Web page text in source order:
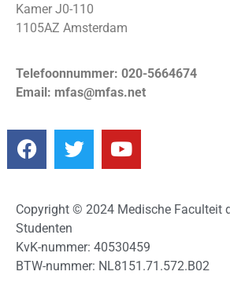
Kamer J0-110
1105AZ Amsterdam
Telefoonnummer: 020-5664674
Email: mfas@mfas.net
Copyright © 2024 Medische Faculteit
Studenten
KvK-nummer: 40530459
BTW-nummer: NL8151.71.572.B02